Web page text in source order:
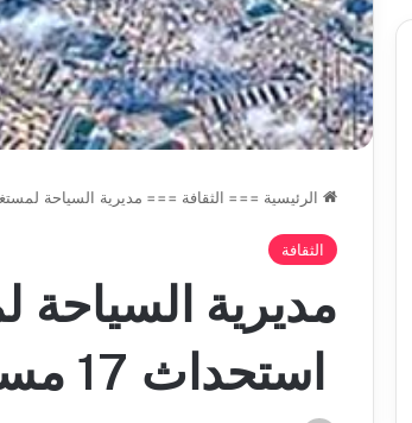
الرئيسية === الثقافة === مديرية السياحة لمستغانم
الثقافة
مديرية السياحة
استحداث 17 مسارا سياحيا